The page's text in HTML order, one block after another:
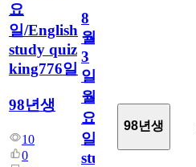
요
일/English
study quiz
king776일
98년생
10
0
8
월
3
일
월
요
일/English
study
98년생